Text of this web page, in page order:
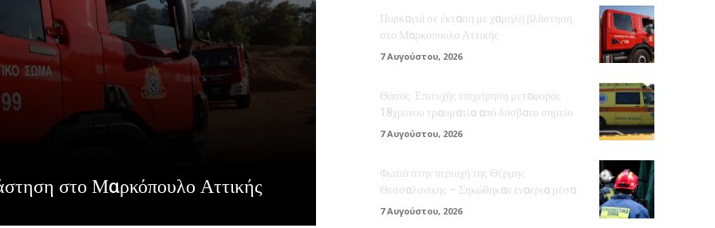
στο Μαρκόπουλο Αττικής
Πυρκαγιά σε έκταση με χαμηλή βλάστηση
στο Μαρκόπουλο Αττικής
7 Αυγούστου, 2026
Θάσος: Επιτυχής επιχείρηση μεταφοράς
18χρονου τραυματία από δύσβατο σημείο
7 Αυγούστου, 2026
Φωτιά στην περιοχή της Θέρμης
Θεσσαλονίκης – Σηκώθηκαν εναέρια μέσα
7 Αυγούστου, 2026